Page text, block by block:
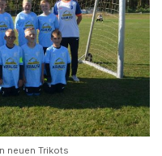
neuen Trikots